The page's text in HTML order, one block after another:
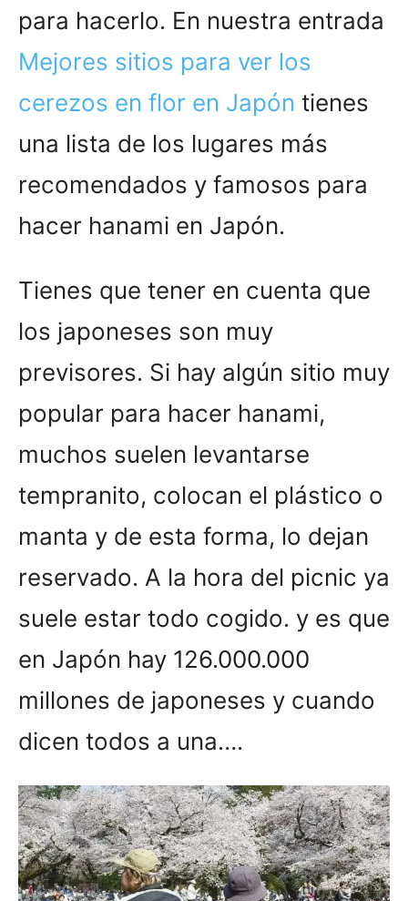
para hacerlo. En nuestra entrada
Mejores sitios para ver los
cerezos en flor en Japón tienes
una lista de los lugares más
recomendados y famosos para
hacer hanami en Japón.
Tienes que tener en cuenta que
los japoneses son muy
previsores. Si hay algún sitio muy
popular para hacer hanami,
muchos suelen levantarse
tempranito, colocan el plástico o
manta y de esta forma, lo dejan
reservado. A la hora del picnic ya
suele estar todo cogido. y es que
en Japón hay 126.000.000
millones de japoneses y cuando
dicen todos a una….